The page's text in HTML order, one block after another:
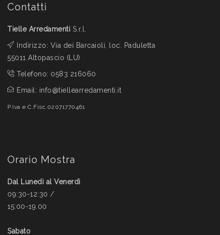
Contatti
Tielle Arredamenti S.r.l.
Indirizzo: Via dei Barcaioli, loc. Paduletta
55011 Altopascio (LU)
Telefono: 0583 216060
Email: info@tiellearredamenti.it
P.Iva e C.Fisc.02071770461
Orario Mostra
Dal Lunedì al Venerdì
09:30-12:30 /
15:00-19.00
Sabato